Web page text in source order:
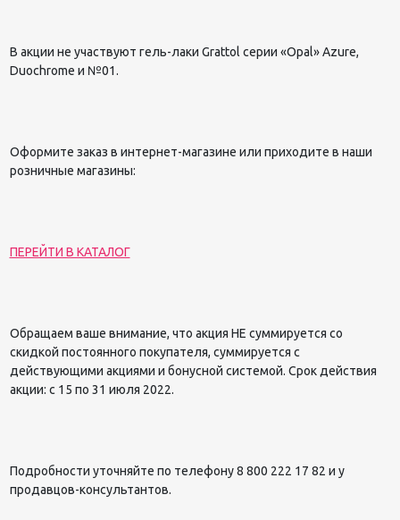
В акции не участвуют гель-лаки Grattol серии «Opal» Azure,
Duochrome и №01.
Оформите заказ в интернет-магазине или приходите в наши
розничные магазины:
ПЕРЕЙТИ В КАТАЛОГ
Обращаем ваше внимание, что акция НЕ суммируется со
скидкой постоянного покупателя, суммируется с
действующими акциями и бонусной системой. Срок действия
акции: с 15 по 31 июля 2022.
Подробности уточняйте по телефону 8 800 222 17 82 и у
продавцов-консультантов.